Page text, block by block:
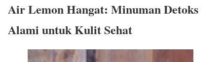
Air Lemon Hangat: Minuman Detoks
Alami untuk Kulit Sehat